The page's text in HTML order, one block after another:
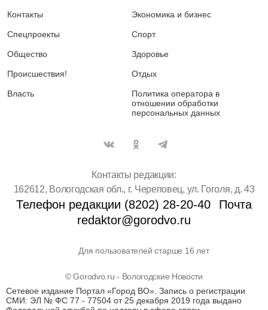
Контакты
Спецпроекты
Общество
Происшествия!
Власть
Экономика и бизнес
Спорт
Здоровье
Отдых
Политика оператора в
отношении обработки
персональных данных
Контакты редакции:
162612, Вологодская обл., г. Череповец, ул. Гоголя, д. 43
Телефон редакции (8202) 28-20-40
Почта
redaktor@gorodvo.ru
Для пользователей старше 16 лет
© Gorodvo.ru - Вологодские Новости
Сетевое издание Портал «Город ВО». Запись о регистрации
СМИ: ЭЛ № ФС 77 - 77504 от 25 декабря 2019 года выдано